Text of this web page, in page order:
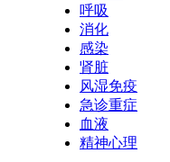
呼吸
消化
感染
肾脏
风湿免疫
急诊重症
血液
精神心理